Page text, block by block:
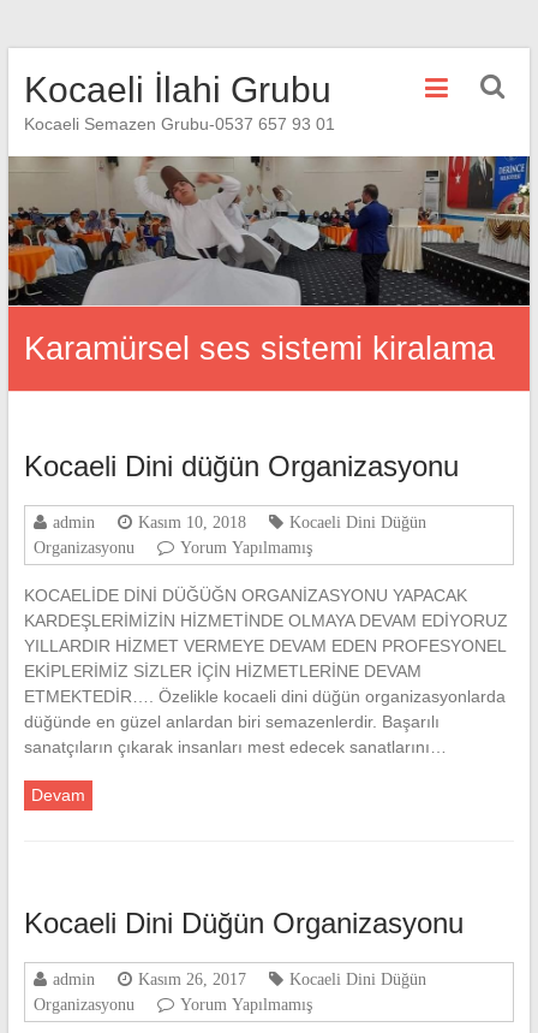
Kocaeli İlahi Grubu
Kocaeli Semazen Grubu-0537 657 93 01
Karamürsel ses sistemi kiralama
Kocaeli Dini düğün Organizasyonu
admin Kasım 10, 2018
Kocaeli Dini Düğün
Organizasyonu
Yorum Yapılmamış
KOCAELİDE DİNİ DÜĞÜĞN ORGANİZASYONU YAPACAK
KARDEŞLERİMİZİN HİZMETİNDE OLMAYA DEVAM EDİYORUZ
YILLARDIR HİZMET VERMEYE DEVAM EDEN PROFESYONEL
EKİPLERİMİZ SİZLER İÇİN HİZMETLERİNE DEVAM
ETMEKTEDİR…. Özelikle kocaeli dini düğün organizasyonlarda
düğünde en güzel anlardan biri semazenlerdir. Başarılı
sanatçıların çıkarak insanları mest edecek sanatlarını…
Devam
Kocaeli Dini Düğün Organizasyonu
admin Kasım 26, 2017
Kocaeli Dini Düğün
Organizasyonu
Yorum Yapılmamış